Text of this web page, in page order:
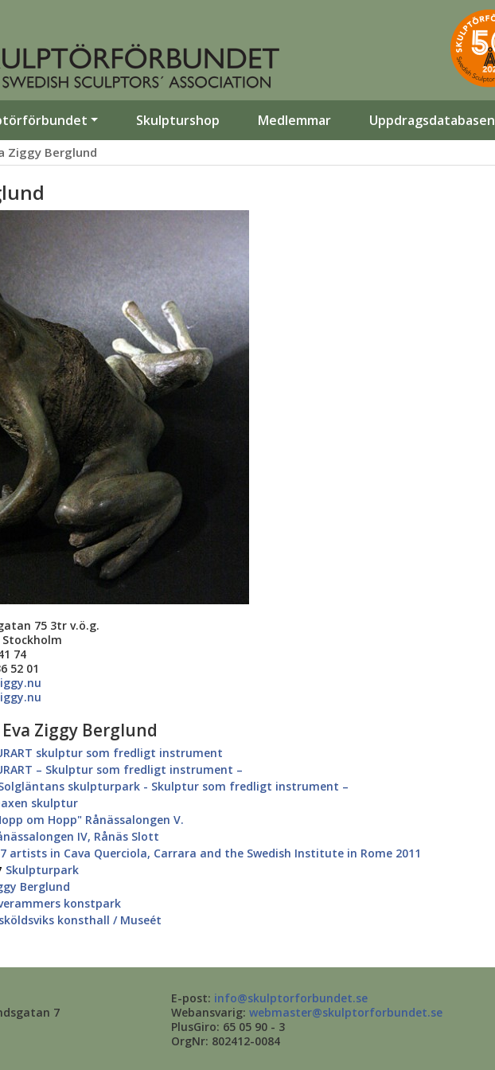
Skulpturshop Medlemmar Uppdragsdatabasen
Ziggy Berglund
75 3tr v.ö.g.
Stockholm
74
52 01
Ziggy Berglund
skulptur som fredligt instrument
– Skulptur som fredligt instrument –
skulpturpark - Skulptur som fredligt instrument –
skulptur
om Hopp" Rånässalongen V.
IV, Rånäs Slott
7 artists in Cava Querciola, Carrara and the Swedish Institute in Rome 2011
Skulpturpark
Berglund
konstpark
konsthall / Museét
7
E-post: info@skulptorforbundet.se
Webansvarig: webmaster@skulptorforbundet.se
PlusGiro: 65 05 90 - 3
OrgNr: 802412-0084